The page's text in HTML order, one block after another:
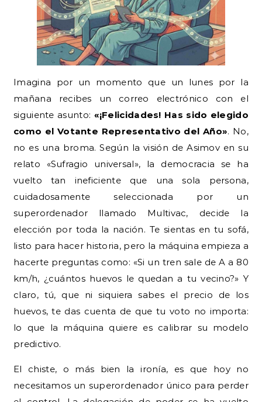
Imagina por un momento que un lunes por la
mañana recibes un correo electrónico con el
siguiente asunto: «¡Felicidades! Has sido elegido
como el Votante Representativo del Año». No,
no es una broma. Según la visión de Asimov en su
relato «Sufragio universal», la democracia se ha
vuelto tan ineficiente que una sola persona,
cuidadosamente seleccionada por un
superordenador llamado Multivac, decide la
elección por toda la nación. Te sientas en tu sofá,
listo para hacer historia, pero la máquina empieza a
hacerte preguntas como: «Si un tren sale de A a 80
km/h, ¿cuántos huevos le quedan a tu vecino?» Y
claro, tú, que ni siquiera sabes el precio de los
huevos, te das cuenta de que tu voto no importa:
lo que la máquina quiere es calibrar su modelo
predictivo.
El chiste, o más bien la ironía, es que hoy no
necesitamos un superordenador único para perder